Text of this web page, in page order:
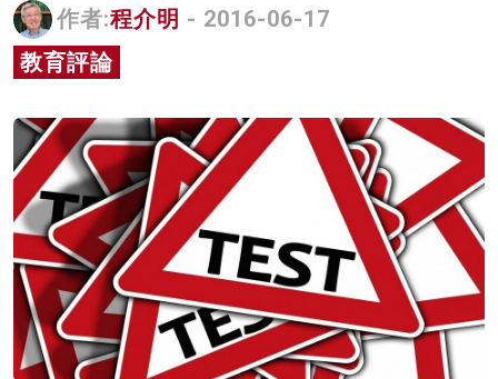
名家榜
灼見活動
關於我們
作者:程介明 - 2016-06-17
教育評論